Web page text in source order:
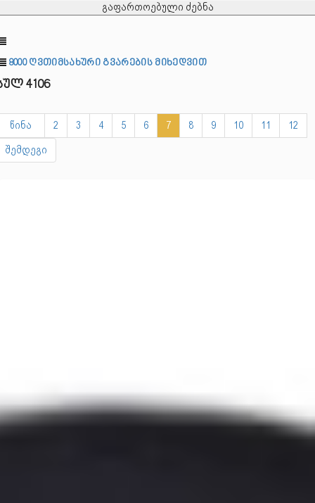
გაფართოებული ძებნა
8000 ღვთიმსახური გვარების მიხედვით
4106
წინა 2 3 4 5 6 7 8 9 10 11
12
შემდეგი